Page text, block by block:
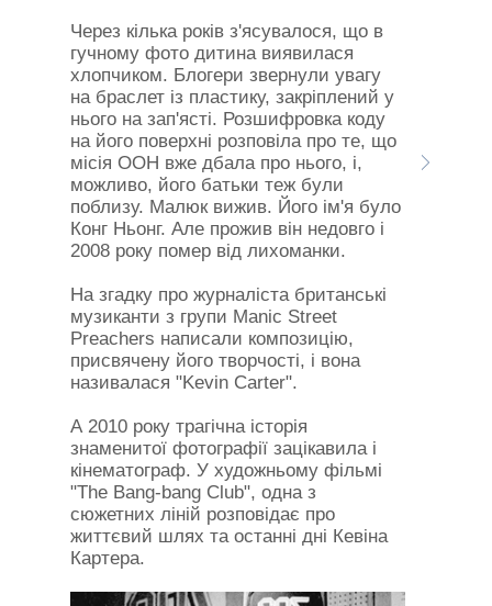
Через кілька років з'ясувалося, що в
гучному фото дитина виявилася
хлопчиком. Блогери звернули увагу
на браслет із пластику, закріплений у
нього на зап'ясті. Розшифровка коду
на його поверхні розповіла про те, що
місія ООН вже дбала про нього, і,
можливо, його батьки теж були
поблизу. Малюк вижив. Його ім'я було
Конг Ньонг. Але прожив він недовго і
2008 року помер від лихоманки.
На згадку про журналіста британські
музиканти з групи Manic Street
Preachers написали композицію,
присвячену його творчості, і вона
називалася "Kevin Carter".
А 2010 року трагічна історія
знаменитої фотографії зацікавила і
кінематограф. У художньому фільмі
"The Bang-bang Club", одна з
сюжетних ліній розповідає про
життєвий шлях та останні дні Кевіна
Картера.